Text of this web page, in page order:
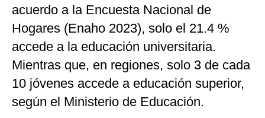
acuerdo a la Encuesta Nacional de
Hogares (Enaho 2023), solo el 21.4 %
accede a la educación universitaria.
Mientras que, en regiones, solo 3 de cada
10 jóvenes accede a educación superior,
según el Ministerio de Educación.